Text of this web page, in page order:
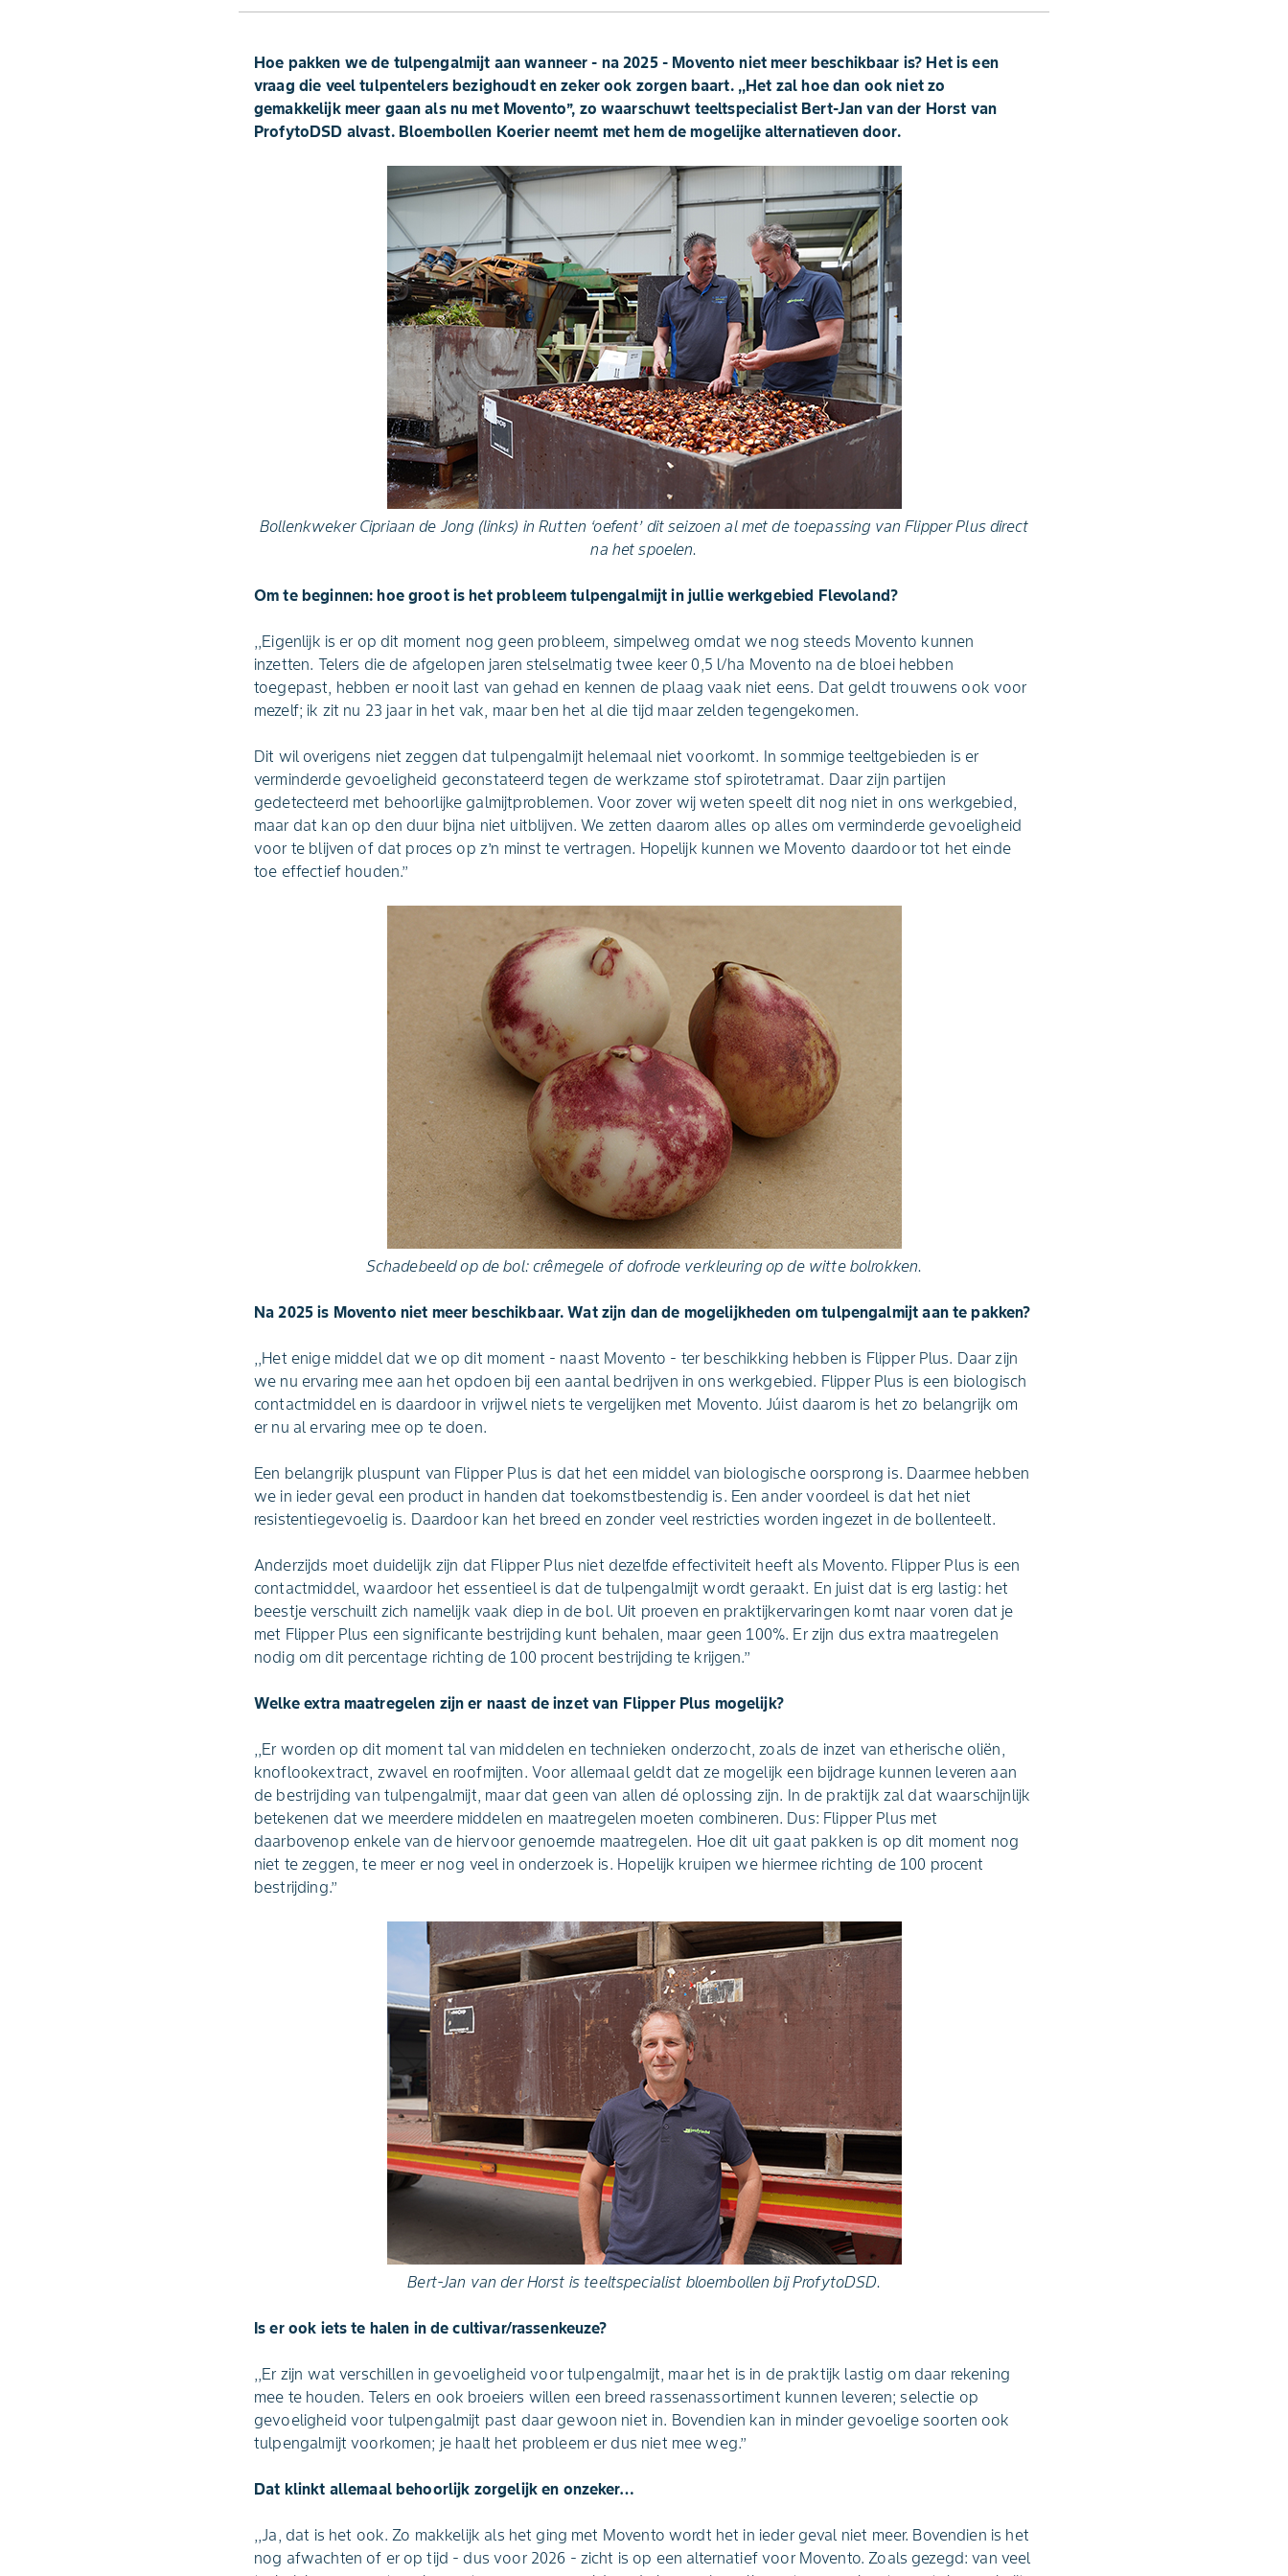
Hoe pakken we de tulpengalmijt aan wanneer - na 2025 - Movento niet meer beschikbaar is? Het is een
vraag die veel tulpentelers bezighoudt en zeker ook zorgen baart. ,,Het zal hoe dan ook niet zo
gemakkelijk meer gaan als nu met Movento’’, zo waarschuwt teeltspecialist Bert-Jan van der Horst van
ProfytoDSD alvast. Bloembollen Koerier neemt met hem de mogelijke alternatieven door.
Bollenkweker Cipriaan de Jong (links) in Rutten ‘oefent’ dit seizoen al met de toepassing van Flipper Plus direct
na het spoelen.
Om te beginnen: hoe groot is het probleem tulpengalmijt in jullie werkgebied Flevoland?
,,Eigenlijk is er op dit moment nog geen probleem, simpelweg omdat we nog steeds Movento kunnen
inzetten. Telers die de afgelopen jaren stelselmatig twee keer 0,5 l/ha Movento na de bloei hebben
toegepast, hebben er nooit last van gehad en kennen de plaag vaak niet eens. Dat geldt trouwens ook voor
mezelf; ik zit nu 23 jaar in het vak, maar ben het al die tijd maar zelden tegengekomen.
Dit wil overigens niet zeggen dat tulpengalmijt helemaal niet voorkomt. In sommige teeltgebieden is er
verminderde gevoeligheid geconstateerd tegen de werkzame stof spirotetramat. Daar zijn partijen
gedetecteerd met behoorlijke galmijtproblemen. Voor zover wij weten speelt dit nog niet in ons werkgebied,
maar dat kan op den duur bijna niet uitblijven. We zetten daarom alles op alles om verminderde gevoeligheid
voor te blijven of dat proces op z’n minst te vertragen. Hopelijk kunnen we Movento daardoor tot het einde
toe effectief houden.’’
Schadebeeld op de bol: crêmegele of dofrode verkleuring op de witte bolrokken.
Na 2025 is Movento niet meer beschikbaar. Wat zijn dan de mogelijkheden om tulpengalmijt aan te pakken?
,,Het enige middel dat we op dit moment - naast Movento - ter beschikking hebben is Flipper Plus. Daar zijn
we nu ervaring mee aan het opdoen bij een aantal bedrijven in ons werkgebied. Flipper Plus is een biologisch
contactmiddel en is daardoor in vrijwel niets te vergelijken met Movento. Júist daarom is het zo belangrijk om
er nu al ervaring mee op te doen.
Een belangrijk pluspunt van Flipper Plus is dat het een middel van biologische oorsprong is. Daarmee hebben
we in ieder geval een product in handen dat toekomstbestendig is. Een ander voordeel is dat het niet
resistentiegevoelig is. Daardoor kan het breed en zonder veel restricties worden ingezet in de bollenteelt.
Anderzijds moet duidelijk zijn dat Flipper Plus niet dezelfde effectiviteit heeft als Movento. Flipper Plus is een
contactmiddel, waardoor het essentieel is dat de tulpengalmijt wordt geraakt. En juist dat is erg lastig: het
beestje verschuilt zich namelijk vaak diep in de bol. Uit proeven en praktijkervaringen komt naar voren dat je
met Flipper Plus een significante bestrijding kunt behalen, maar geen 100%. Er zijn dus extra maatregelen
nodig om dit percentage richting de 100 procent bestrijding te krijgen.’’
Welke extra maatregelen zijn er naast de inzet van Flipper Plus mogelijk?
,,Er worden op dit moment tal van middelen en technieken onderzocht, zoals de inzet van etherische oliën,
knoflookextract, zwavel en roofmijten. Voor allemaal geldt dat ze mogelijk een bijdrage kunnen leveren aan
de bestrijding van tulpengalmijt, maar dat geen van allen dé oplossing zijn. In de praktijk zal dat waarschijnlijk
betekenen dat we meerdere middelen en maatregelen moeten combineren. Dus: Flipper Plus met
daarbovenop enkele van de hiervoor genoemde maatregelen. Hoe dit uit gaat pakken is op dit moment nog
niet te zeggen, te meer er nog veel in onderzoek is. Hopelijk kruipen we hiermee richting de 100 procent
bestrijding.’’
Bert-Jan van der Horst is teeltspecialist bloembollen bij ProfytoDSD.
Is er ook iets te halen in de cultivar/rassenkeuze?
,,Er zijn wat verschillen in gevoeligheid voor tulpengalmijt, maar het is in de praktijk lastig om daar rekening
mee te houden. Telers en ook broeiers willen een breed rassenassortiment kunnen leveren; selectie op
gevoeligheid voor tulpengalmijt past daar gewoon niet in. Bovendien kan in minder gevoelige soorten ook
tulpengalmijt voorkomen; je haalt het probleem er dus niet mee weg.’’
Dat klinkt allemaal behoorlijk zorgelijk en onzeker…
,,Ja, dat is het ook. Zo makkelijk als het ging met Movento wordt het in ieder geval niet meer. Bovendien is het
nog afwachten of er op tijd - dus voor 2026 - zicht is op een alternatief voor Movento. Zoals gezegd: van veel